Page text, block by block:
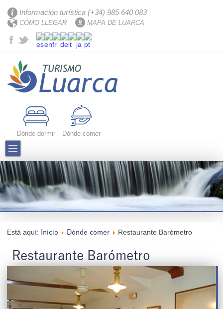
Información turística (+34) 985 640 083
CÓMO LLEGAR MAPA DE LUARCA
Dónde dormir Dónde comer
Está aquí: Inicio Dónde comer Restaurante Barómetro
Restaurante Barómetro